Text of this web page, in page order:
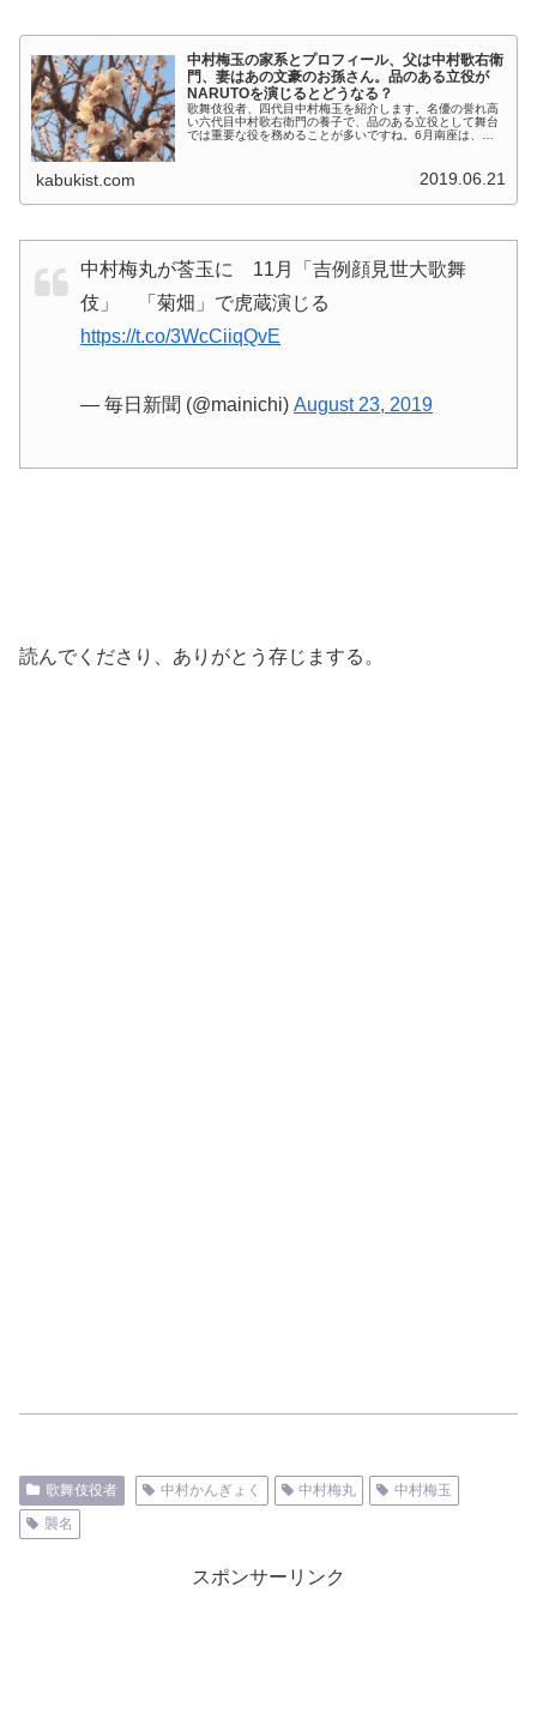
中村梅玉の家系とプロフィール、父は中村歌右衛
門、妻はあの文豪のお孫さん。品のある立役が
NARUTOを演じるとどうなる？
歌舞伎役者、四代目中村梅玉を紹介します。名優の誉れ高
い六代目中村歌右衛門の養子で、品のある立役として舞台
では重要な役を務めることが多いですね。6月南座は、新
kabukist.com 2019.06.21
中村梅丸が莟玉に 11月「吉例顔見世大歌舞
伎」 「菊畑」で虎蔵演じる
https://t.co/3WcCiiqQvE
— 毎日新聞 (@mainichi) August 23, 2019
読んでくださり、ありがとう存じまする。
歌舞伎役者 中村かんぎょく 中村梅丸
中村梅玉
襲名
スポンサーリンク